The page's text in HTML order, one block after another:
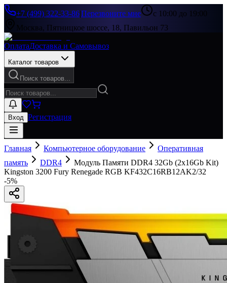
+7 (499) 322-33-86|Перезвоните мне
с 10:00 до 19:00
Москва, Пятницкое шоссе, 18, Павильон 73
ОплатаДоставка и Самовывоз
Каталог товаров
Поиск товаров...
Вход Регистрация
Главная Компьютерное оборудование
Оперативная
память
DDR4
Модуль Памяти DDR4 32Gb (2x16Gb Kit)
Kingston 3200 Fury Renegade RGB KF432C16RB12AK2/32
-5%